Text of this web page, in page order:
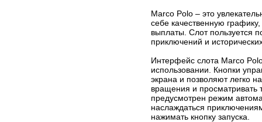
Marco Polo – это
себе качественную
выплаты. Слот пользуется
приключений и
Интерфейс слота Marco
использовании. Кнопки
экрана и позволяют легко
вращения и просматривать
предусмотрен режим
наслаждаться
нажимать кнопку запуска.